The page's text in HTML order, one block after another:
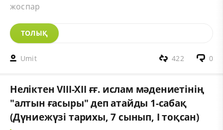
жоспар
ТОЛЫҚ
Umit 0
422
Неліктен VIII-XII ғғ. ислам мәдениетінің
"алтын ғасыры" деп атайды 1-сабақ
(Дүниежүзі тарихы, 7 сынып, І тоқсан)